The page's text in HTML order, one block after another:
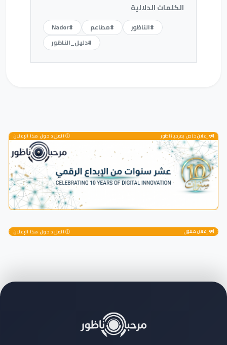
الكلمات الدلالية
#الناظور #مطاعم
#Nador
#دليل_الناظور
إعلان خاص بمرحباناظور المزيد حول هذا الإعلان
إعلان ممول المزيد حول هذا الإعلان